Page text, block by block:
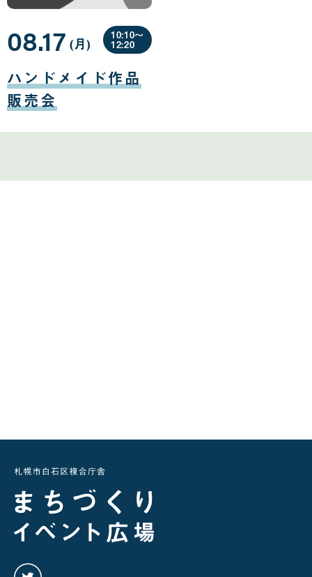
ハンドメイド作品
販売会
08.17
月
17
日
(月曜
日
)
10:10〜
12:20